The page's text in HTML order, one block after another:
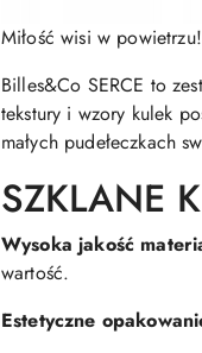
Miłość wisi w
Billes&Co SERCE to
tekstury i wzory kulek
małych pudełeczkach
SZKLANE
Wysoka jakość
wartość.
Estetyczne